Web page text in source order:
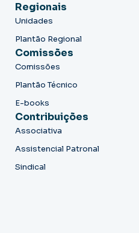
Regionais
Unidades
Plantão Regional
Comissões
Comissões
Plantão Técnico
E-books
Contribuições
Associativa
Assistencial Patronal
Sindical